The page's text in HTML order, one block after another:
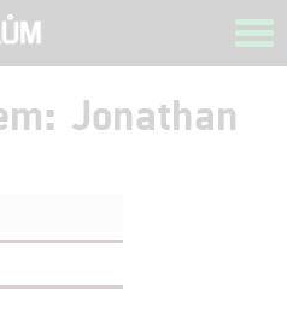
Jonathan